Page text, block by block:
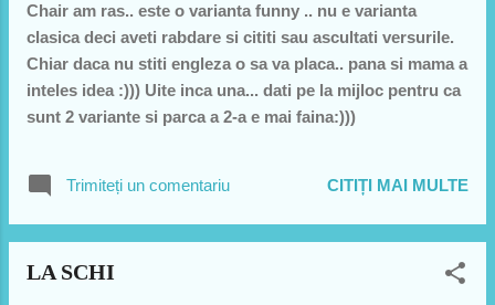
septembrie... ca o sa aveti parte de sauna gratis non-
prima cursa... dar tre sa ma anuntati din timp. Va pup si
va imbratisez cu drag... sa aveti sarbatori ...
Chair am ras.. este o varianta funny .. nu e varianta
clasica deci aveti rabdare si cititi sau ascultati versurile.
Chiar daca nu stiti engleza o sa va placa.. pana si mama a
inteles idea :))) Uite inca una... dati pe la mijloc pentru ca
sunt 2 variante si parca a 2-a e mai faina:)))
Trimiteți un comentariu CITIȚI MAI MULTE
LA SCHI